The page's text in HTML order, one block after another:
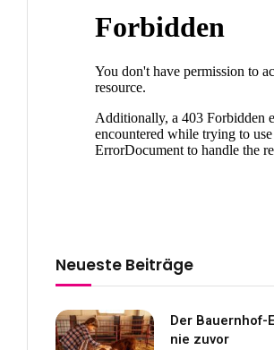
Neueste Beiträge
Der Bauernhof-
nie zuvor